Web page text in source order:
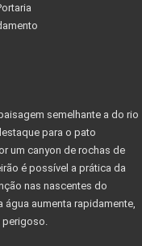
semelhante a do rio
para o pato
um canyon de rochas de
é possível a prática da
nas nascentes do
aumenta rapidamente,